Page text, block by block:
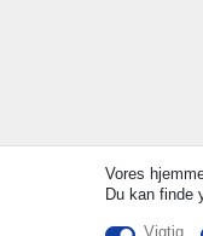
Vores
Du kan finde
Vigtig